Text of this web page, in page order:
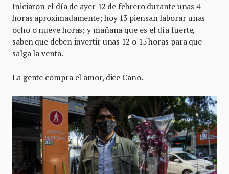
Iniciaron el día de ayer 12 de febrero durante unas 4
horas aproximadamente; hoy 13 piensan laborar unas
ocho o nueve horas; y mañana que es el día fuerte,
saben que deben invertir unas 12 o 15 horas para que
salga la venta.
La gente compra el amor, dice Cano.